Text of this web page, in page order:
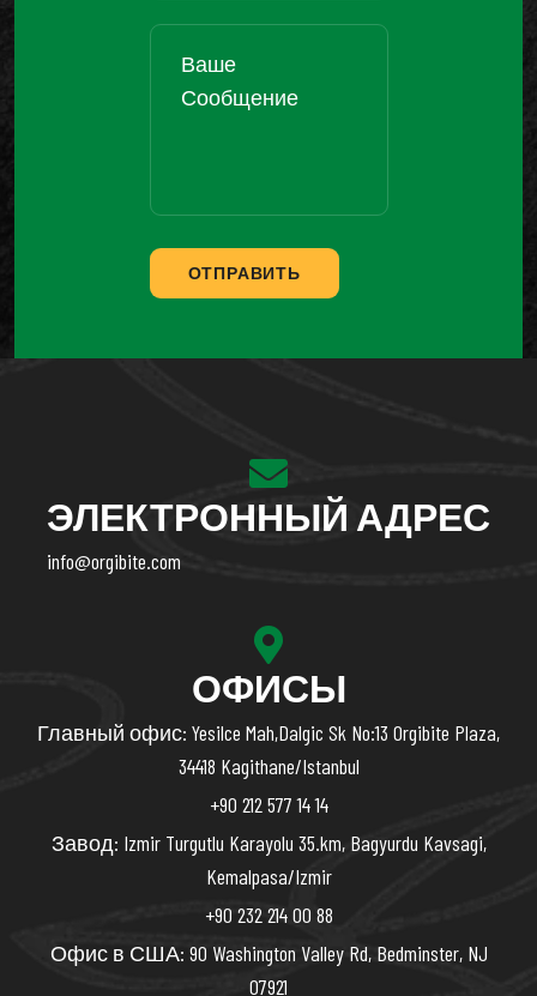
ОТПРАВИТЬ
ЭЛЕКТРОННЫЙ АДРЕС
info@orgibite.com
ОФИСЫ
Главный офис: Yesilce Mah,Dalgic Sk No:13 Orgibite Plaza,
34418 Kagithane/Istanbul
+90 212 577 14 14
Завод: Izmir Turgutlu Karayolu 35.km, Bagyurdu Kavsagi,
Kemalpasa/Izmir
+90 232 214 00 88
Офис в США: 90 Washington Valley Rd, Bedminster, NJ
07921